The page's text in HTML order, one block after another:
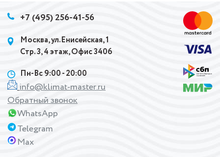
+7 (495) 256-41-56
Москва, ул.Енисейская, 1
Стр. 3, 4 этаж, Офис 3406
Пн-Вс 9:00 - 20:00
info@klimat-master.ru
Обратный звонок
WhatsApp
Telegram
Max